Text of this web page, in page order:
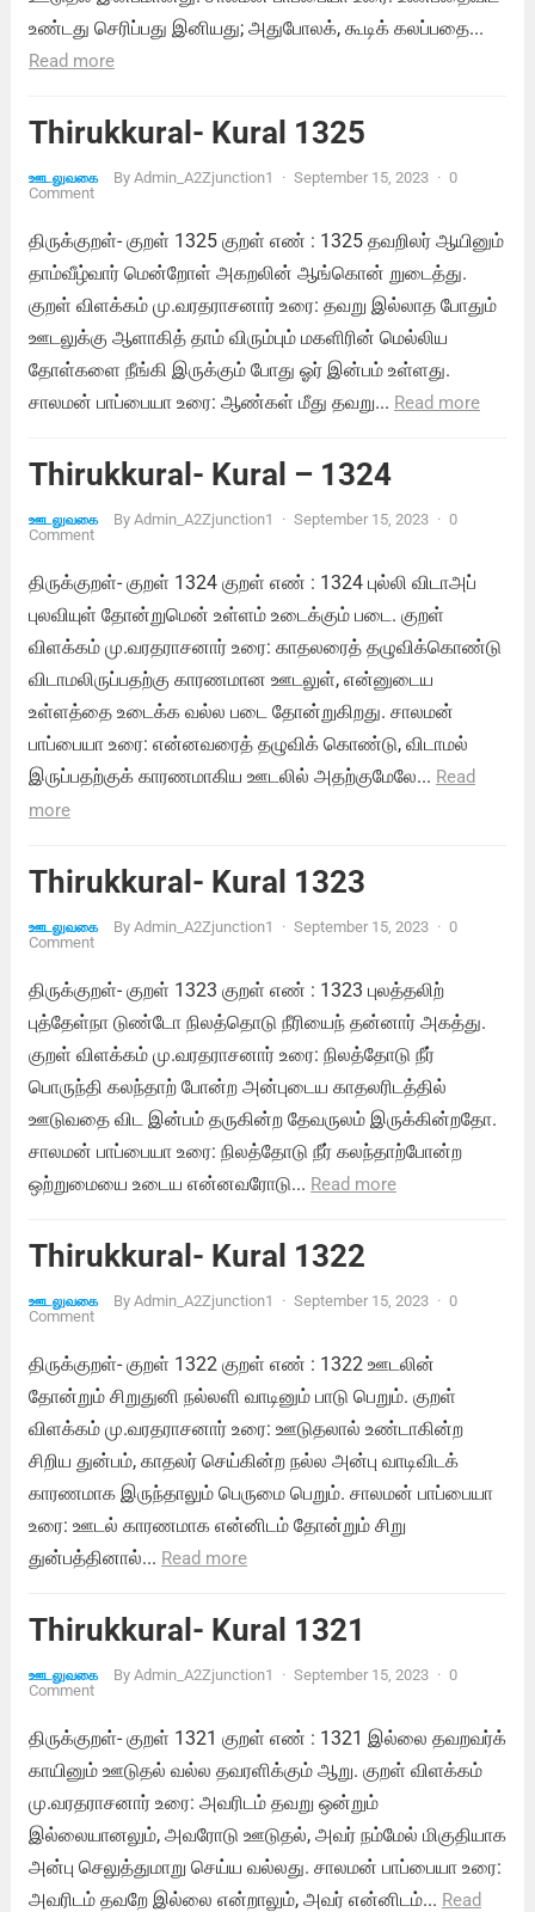
உண்டது செரிப்பது இனியது; அதுபோலக், கூடிக் கலப்பதை...
Read more
Thirukkural- Kural 1325
ஊடலுவகை By Admin_A2Zjunction1 · September 15, 2023 · 0
Comment
திருக்குறள்- குறள் 1325 குறள் எண் : 1325 தவறிலர் ஆயினும்
தாம்வீழ்வார் மென்றோள் அகறலின் ஆங்கொன் றுடைத்து.
குறள் விளக்கம் மு.வரதராசனார் உரை: தவறு இல்லாத போதும்
ஊடலுக்கு ஆளாகித் தாம் விரும்பும் மகளிரின் மெல்லிய
தோள்களை நீங்கி இருக்கும் போது ஓர் இன்பம் உள்ளது.
சாலமன் பாப்பையா உரை: ஆண்கள் மீது தவறு... Read more
Thirukkural- Kural – 1324
ஊடலுவகை By Admin_A2Zjunction1 · September 15, 2023 · 0
Comment
திருக்குறள்- குறள் 1324 குறள் எண் : 1324 புல்லி விடாஅப்
புலவியுள் தோன்றுமென் உள்ளம் உடைக்கும் படை. குறள்
விளக்கம் மு.வரதராசனார் உரை: காதலரைத் தழுவிக்கொண்டு
விடாமலிருப்பதற்கு காரணமான ஊடலுள், என்னுடைய
உள்ளத்தை உடைக்க வல்ல படை தோன்றுகிறது. சாலமன்
பாப்பையா உரை: என்னவரைத் தழுவிக் கொண்டு, விடாமல்
இருப்பதற்குக் காரணமாகிய ஊடலில் அதற்குமேலே... Read
more
Thirukkural- Kural 1323
ஊடலுவகை By Admin_A2Zjunction1 · September 15, 2023 · 0
Comment
திருக்குறள்- குறள் 1323 குறள் எண் : 1323 புலத்தலிற்
புத்தேள்நா டுண்டோ நிலத்தொடு நீரியைந் தன்னார் அகத்து.
குறள் விளக்கம் மு.வரதராசனார் உரை: நிலத்தோடு நீர்
பொருந்தி கலந்தாற் போன்ற அன்புடைய காதலரிடத்தில்
ஊடுவதை விட இன்பம் தருகின்ற தேவருலம் இருக்கின்றதோ.
சாலமன் பாப்பையா உரை: நிலத்தோடு நீர் கலந்தாற்போன்ற
ஒற்றுமையை உடைய என்னவரோடு... Read more
Thirukkural- Kural 1322
ஊடலுவகை By Admin_A2Zjunction1 · September 15, 2023 · 0
Comment
திருக்குறள்- குறள் 1322 குறள் எண் : 1322 ஊடலின்
தோன்றும் சிறுதுனி நல்லளி வாடினும் பாடு பெறும். குறள்
விளக்கம் மு.வரதராசனார் உரை: ஊடுதலால் உண்டாகின்ற
சிறிய துன்பம், காதலர் செய்கின்ற நல்ல அன்பு வாடிவிடக்
காரணமாக இருந்தாலும் பெருமை பெறும். சாலமன் பாப்பையா
உரை: ஊடல் காரணமாக என்னிடம் தோன்றும் சிறு
துன்பத்தினால்... Read more
Thirukkural- Kural 1321
ஊடலுவகை By Admin_A2Zjunction1 · September 15, 2023 · 0
Comment
திருக்குறள்- குறள் 1321 குறள் எண் : 1321 இல்லை தவறவர்க்
காயினும் ஊடுதல் வல்ல தவரளிக்கும் ஆறு. குறள் விளக்கம்
மு.வரதராசனார் உரை: அவரிடம் தவறு ஒன்றும்
இல்லையானலும், அவரோடு ஊடுதல், அவர் நம்மேல் மிகுதியாக
அன்பு செலுத்துமாறு செய்ய வல்லது. சாலமன் பாப்பையா உரை:
அவரிடம் தவறே இல்லை என்றாலும், அவர் என்னிடம்... Read